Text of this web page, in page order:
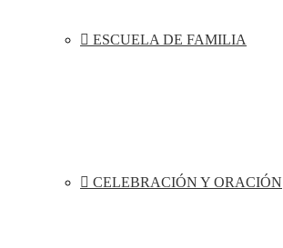
ESCUELA DE FAMILIA
CELEBRACIÓN Y ORACIÓN